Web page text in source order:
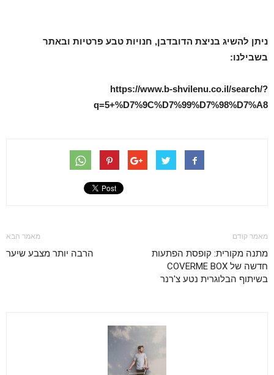
ניתן להשיג בניצת הדובדבן, חנויות טבע פרטיות ובאתר
בשבילנו:
https://www.b-shvilenu.co.il/search/?
q=5+%D7%9C%D7%99%D7%98%D7%A8
מאמר קודם
מתנה מקורית: קופסת הפתעות
חדשה של COVERME BOX
בשיתוף הבלוגרית נטע צ'רנר
מאמר הבא
הרבה יותר מצבע שיער